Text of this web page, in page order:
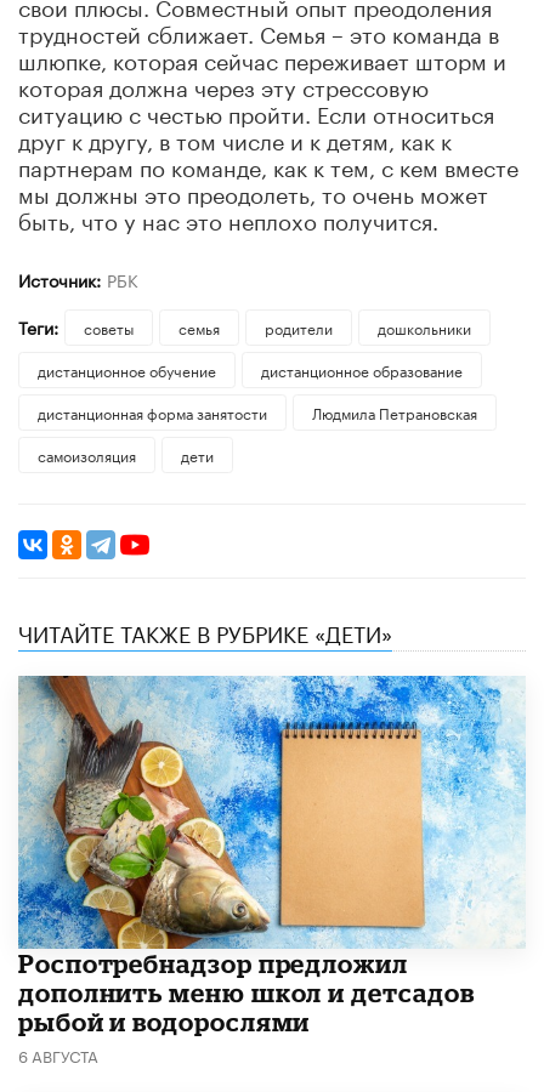
трудностей сближает. Семья – это команда в
шлюпке, которая сейчас переживает шторм и
которая должна через эту стрессовую
ситуацию с честью пройти. Если относиться
друг к другу, в том числе и к детям, как к
партнерам по команде, как к тем, с кем вместе
мы должны это преодолеть, то очень может
быть, что у нас это неплохо получится.
Источник: РБК
Теги:
советы семья родители
дошкольники
дистанционное обучение
дистанционное образование
дистанционная форма занятости
Людмила Петрановская
самоизоляция
дети
ЧИТАЙТЕ ТАКЖЕ В РУБРИКЕ «ДЕТИ»
Роспотребнадзор предложил
дополнить меню школ и детсадов
рыбой и водорослями
6 АВГУСТА